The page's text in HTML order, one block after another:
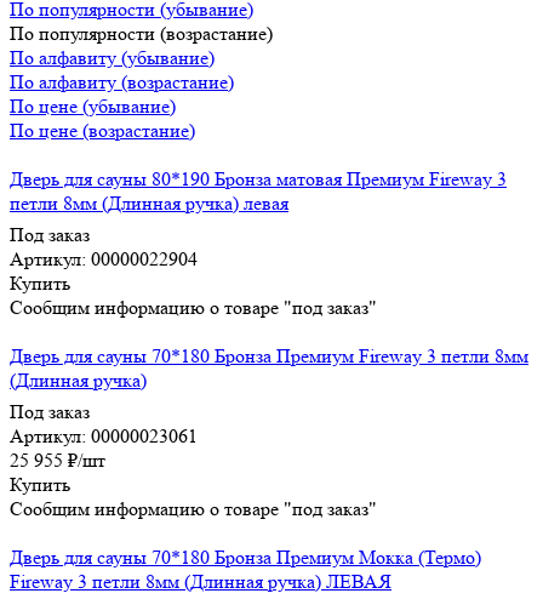
По популярности (убывание)
По популярности (возрастание)
По алфавиту (убывание)
По алфавиту (возрастание)
По цене (убывание)
По цене (возрастание)
Дверь для сауны 80*190 Бронза матовая Премиум Fireway 3
петли 8мм (Длинная ручка) левая
Под заказ
Артикул: 00000022904
Купить
Сообщим информацию о товаре "под заказ"
Дверь для сауны 70*180 Бронза Премиум Fireway 3 петли 8мм
(Длинная ручка)
Под заказ
Артикул: 00000023061
25 955 ₽/шт
Купить
Сообщим информацию о товаре "под заказ"
Дверь для сауны 70*180 Бронза Премиум Мокка (Термо)
Fireway 3 петли 8мм (Длинная ручка) ЛЕВАЯ